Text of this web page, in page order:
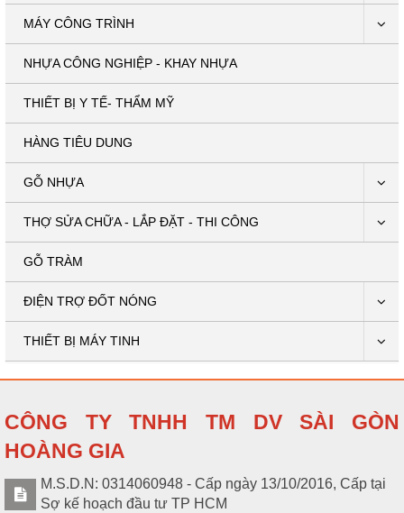
MÁY CÔNG TRÌNH
NHỰA CÔNG NGHIỆP - KHAY NHỰA
THIẾT BỊ Y TẾ- THẨM MỸ
HÀNG TIÊU DUNG
GỖ NHỰA
THỢ SỬA CHỮA - LẮP ĐẶT - THI CÔNG
GỖ TRÀM
ĐIỆN TRỢ ĐỐT NÓNG
THIẾT BỊ MÁY TINH
CÔNG TY TNHH TM DV SÀI GÒN
HOÀNG GIA
M.S.D.N: 0314060948 - Cấp ngày 13/10/2016, Cấp tại
Sợ kế hoạch đầu tư TP HCM